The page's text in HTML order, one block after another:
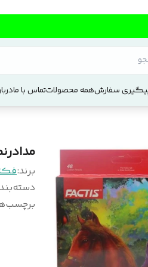
سفارشهمه محصولاتتماس با ما
مدادرنگی ۴۸
برند: